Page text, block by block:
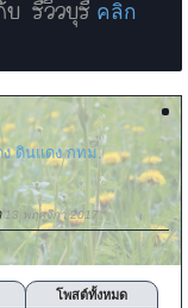
บ รีวิวบุรี คลิก
ดินแดง กทม.
13 พฤศจิกา 2017
โพสต์ทั้งหมด